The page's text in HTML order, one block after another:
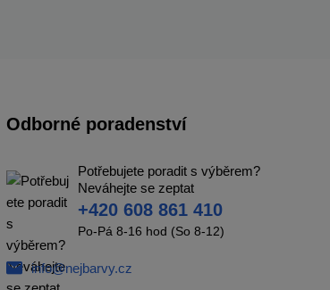
Odborné poradenství
Potřebujete poradit s výběrem?
Neváhejte se zeptat
+420 608 861 410
Po-Pá 8-16 hod (So 8-12)
info@nejbarvy.cz